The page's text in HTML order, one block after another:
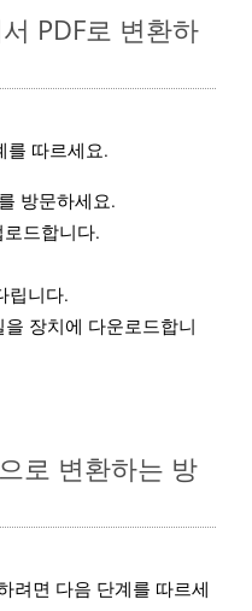
PDF로 변환하
를 따르세요.
방문하세요.
드합니다.
립니다.
장치에 다운로드합니
로 변환하는 방
려면 다음 단계를 따르세